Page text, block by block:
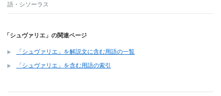
語・シソーラス
「シュヴァリエ」の関連ページ
「シュヴァリエ」を解説文に含む用語の一覧
「シュヴァリエ」を含む用語の索引